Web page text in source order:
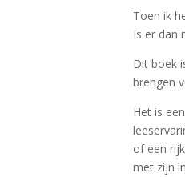
Toen ik
Is er dan
Dit boek
brengen
Het is
of een
met zijn